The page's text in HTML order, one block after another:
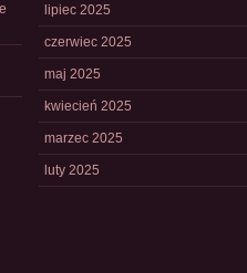
lipiec 2025
czerwiec 2025
maj 2025
kwiecień 2025
marzec 2025
luty 2025